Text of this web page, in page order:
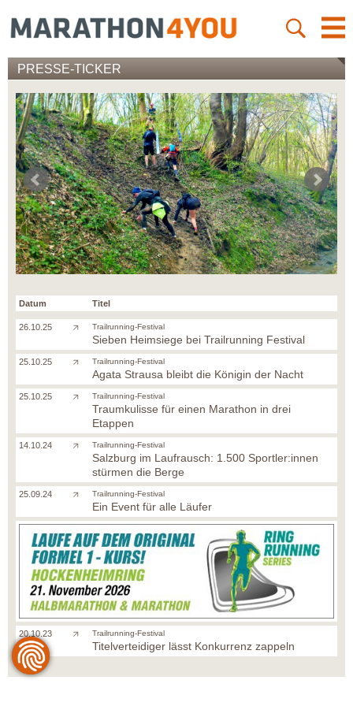
PRESSE-TICKER
Datum Titel
26.10.25 Trailrunning-Festival
Sieben Heimsiege bei Trailrunning Festival
25.10.25 Trailrunning-Festival
Agata Strausa bleibt die Königin der Nacht
25.10.25 Trailrunning-Festival
Traumkulisse für einen Marathon in drei
Etappen
14.10.24 Trailrunning-Festival
Salzburg im Laufrausch: 1.500 Sportler:innen
stürmen die Berge
25.09.24 Trailrunning-Festival
Ein Event für alle Läufer
20.10.23 Trailrunning-Festival
Titelverteidiger lässt Konkurrenz zappeln